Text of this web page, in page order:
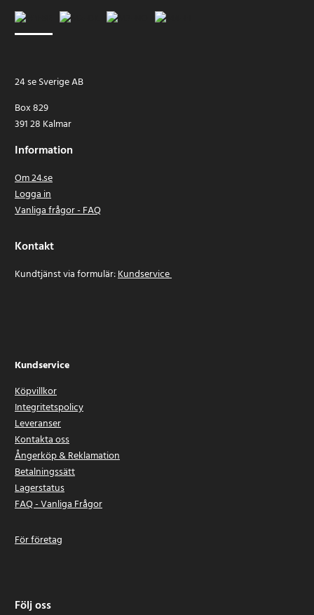
24 se Sverige AB
Box 829
391 28 Kalmar
Information
Om 24.se
Logga in
Vanliga frågor - FAQ
Kontakt
Kundtjänst via formulär:Kundservice
Kundservice
Köpvillkor
Integritetspolicy
Leveranser
Kontakta oss
Ångerköp & Reklamation
Betalningssätt
Lagerstatus
FAQ - Vanliga Frågor
För företag
Följ oss